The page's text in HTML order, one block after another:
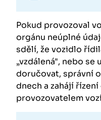
Pokud provozoval
orgánu neúplné
sdělí, že vozidlo
„vzdálená", nebo
doručovat, správní
dnech a zahájí
provozovatelem